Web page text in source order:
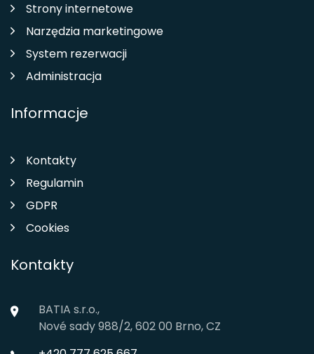
Strony internetowe
Narzędzia marketingowe
System rezerwacji
Administracja
Informacje
Kontakty
Regulamin
GDPR
Cookies
Kontakty
BATIA s.r.o.,
Nové sady 988/2, 602 00 Brno, CZ